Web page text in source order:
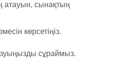
атауын, сынақтың
көрсетіңіз.
сұраймыз.